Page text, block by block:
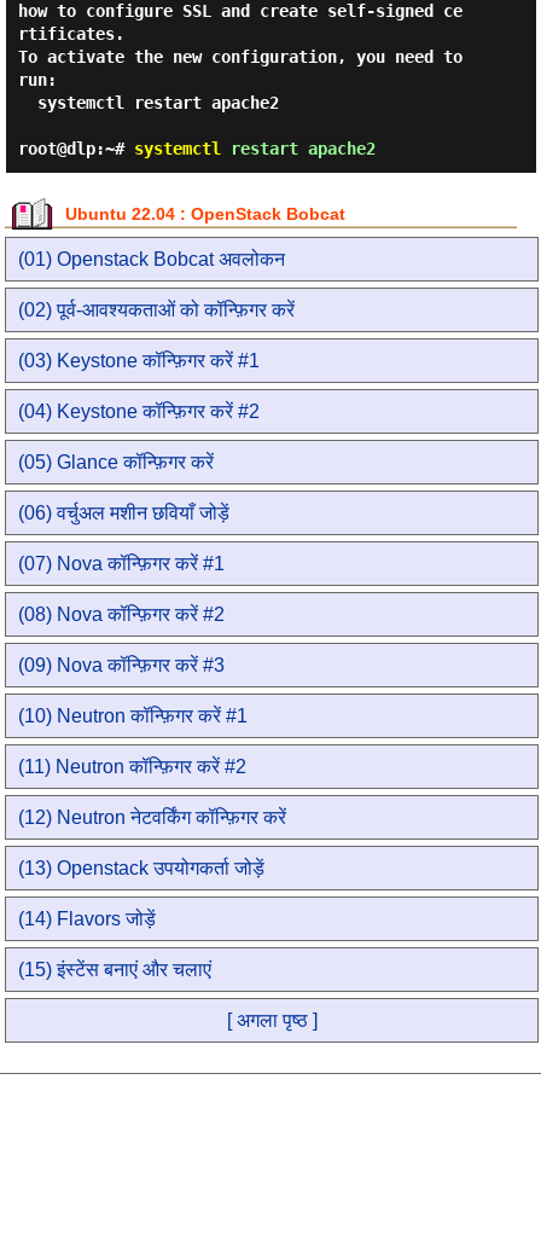
how to configure SSL and create self-signed ce
rtificates.
To activate the new configuration, you need to
run:
root@dlp:~# systemctl restart apache2
Ubuntu 22.04 : OpenStack Bobcat
(01) Openstack Bobcat अवलोकन
(02) पूर्व-आवश्यकताओं को कॉन्फ़िगर करें
(03) Keystone कॉन्फ़िगर करें #1
(04) Keystone कॉन्फ़िगर करें #2
(05) Glance कॉन्फ़िगर करें
(06) वर्चुअल मशीन छवियाँ जोड़ें
(07) Nova कॉन्फ़िगर करें #1
(08) Nova कॉन्फ़िगर करें #2
(09) Nova कॉन्फ़िगर करें #3
(10) Neutron कॉन्फ़िगर करें #1
(11) Neutron कॉन्फ़िगर करें #2
(12) Neutron नेटवर्किंग कॉन्फ़िगर करें
(13) Openstack उपयोगकर्ता जोड़ें
(14) Flavors जोड़ें
(15) इंस्टेंस बनाएं और चलाएं
[ अगला पृष्ठ ]